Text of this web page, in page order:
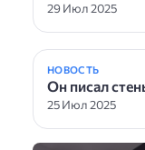
29 Июл 2025
НОВОСТЬ
Он писал
25 Июл 2025